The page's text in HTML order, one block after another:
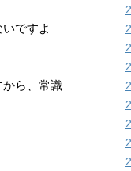
ですよ
ら、常識